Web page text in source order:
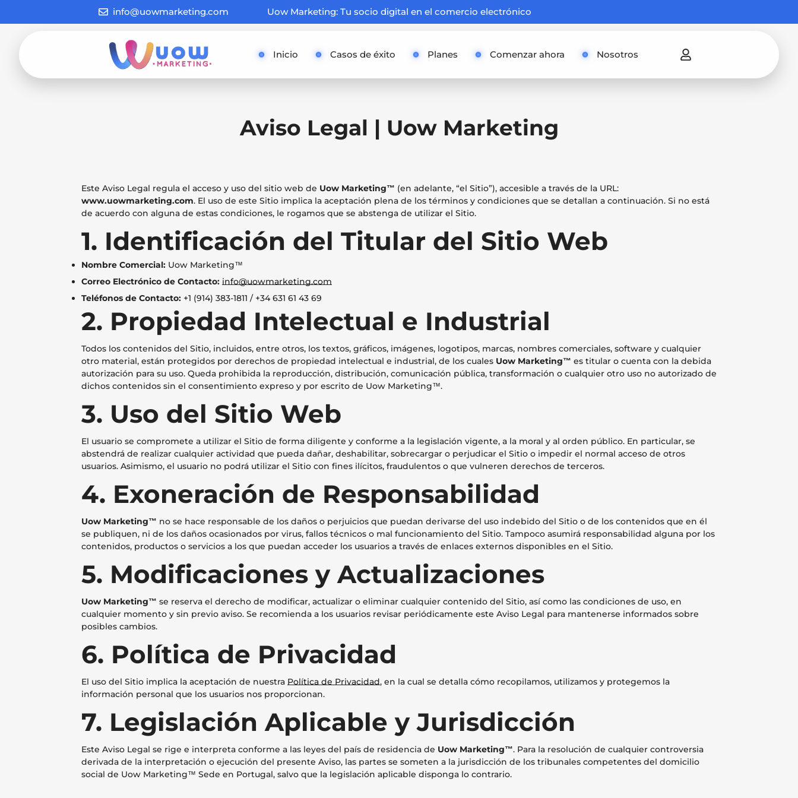
info@uowmarketing.com Uow Marketing: Tu socio digital en el comercio electrónico
Inicio Casos de éxito Planes Comenzar ahora Nosotros
Aviso Legal | Uow Marketing
Este Aviso Legal regula el acceso y uso del sitio web de Uow Marketing™ (en adelante, “el Sitio”), accesible a través de la URL:
www.uowmarketing.com. El uso de este Sitio implica la aceptación plena de los términos y condiciones que se detallan a continuación. Si no está
de acuerdo con alguna de estas condiciones, le rogamos que se abstenga de utilizar el Sitio.
1. Identificación del Titular del Sitio Web
Nombre Comercial: Uow Marketing™
Correo Electrónico de Contacto: info@uowmarketing.com
Teléfonos de Contacto: +1 (914) 383-1811 / +34 631 61 43 69
2. Propiedad Intelectual e Industrial
Todos los contenidos del Sitio, incluidos, entre otros, los textos, gráficos, imágenes, logotipos, marcas, nombres comerciales, software y cualquier
otro material, están protegidos por derechos de propiedad intelectual e industrial, de los cuales Uow Marketing™ es titular o cuenta con la debida
autorización para su uso. Queda prohibida la reproducción, distribución, comunicación pública, transformación o cualquier otro uso no autorizado de
dichos contenidos sin el consentimiento expreso y por escrito de Uow Marketing™.
3. Uso del Sitio Web
El usuario se compromete a utilizar el Sitio de forma diligente y conforme a la legislación vigente, a la moral y al orden público. En particular, se
abstendrá de realizar cualquier actividad que pueda dañar, deshabilitar, sobrecargar o perjudicar el Sitio o impedir el normal acceso de otros
usuarios. Asimismo, el usuario no podrá utilizar el Sitio con fines ilícitos, fraudulentos o que vulneren derechos de terceros.
4. Exoneración de Responsabilidad
Uow Marketing™ no se hace responsable de los daños o perjuicios que puedan derivarse del uso indebido del Sitio o de los contenidos que en él
se publiquen, ni de los daños ocasionados por virus, fallos técnicos o mal funcionamiento del Sitio. Tampoco asumirá responsabilidad alguna por los
contenidos, productos o servicios a los que puedan acceder los usuarios a través de enlaces externos disponibles en el Sitio.
5. Modificaciones y Actualizaciones
Uow Marketing™ se reserva el derecho de modificar, actualizar o eliminar cualquier contenido del Sitio, así como las condiciones de uso, en
cualquier momento y sin previo aviso. Se recomienda a los usuarios revisar periódicamente este Aviso Legal para mantenerse informados sobre
posibles cambios.
6. Política de Privacidad
El uso del Sitio implica la aceptación de nuestra Política de Privacidad, en la cual se detalla cómo recopilamos, utilizamos y protegemos la
información personal que los usuarios nos proporcionan.
7. Legislación Aplicable y Jurisdicción
Este Aviso Legal se rige e interpreta conforme a las leyes del país de residencia de Uow Marketing™. Para la resolución de cualquier controversia
derivada de la interpretación o ejecución del presente Aviso, las partes se someten a la jurisdicción de los tribunales competentes del domicilio
social de Uow Marketing™ Sede en Portugal, salvo que la legislación aplicable disponga lo contrario.